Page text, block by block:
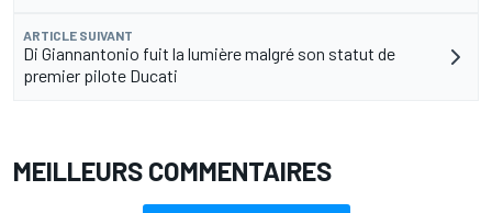
ARTICLE SUIVANT
Di Giannantonio fuit la lumière malgré son statut de
premier pilote Ducati
MEILLEURS COMMENTAIRES